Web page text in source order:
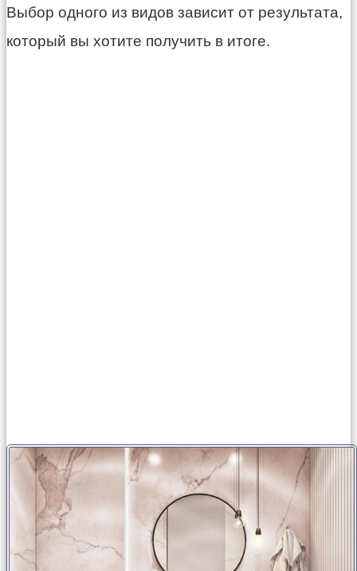
Выбор одного из видов зависит от результата,
который вы хотите получить в итоге.